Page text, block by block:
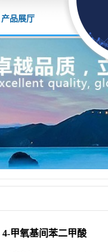
产品展厅
4-甲氧基间苯二甲酸